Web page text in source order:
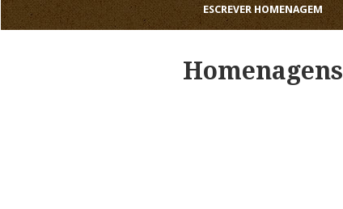
ESCREVER HOMENAGEM
Homenagens